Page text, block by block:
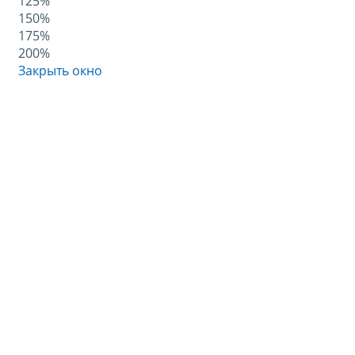
150%
175%
200%
Закрыть окно